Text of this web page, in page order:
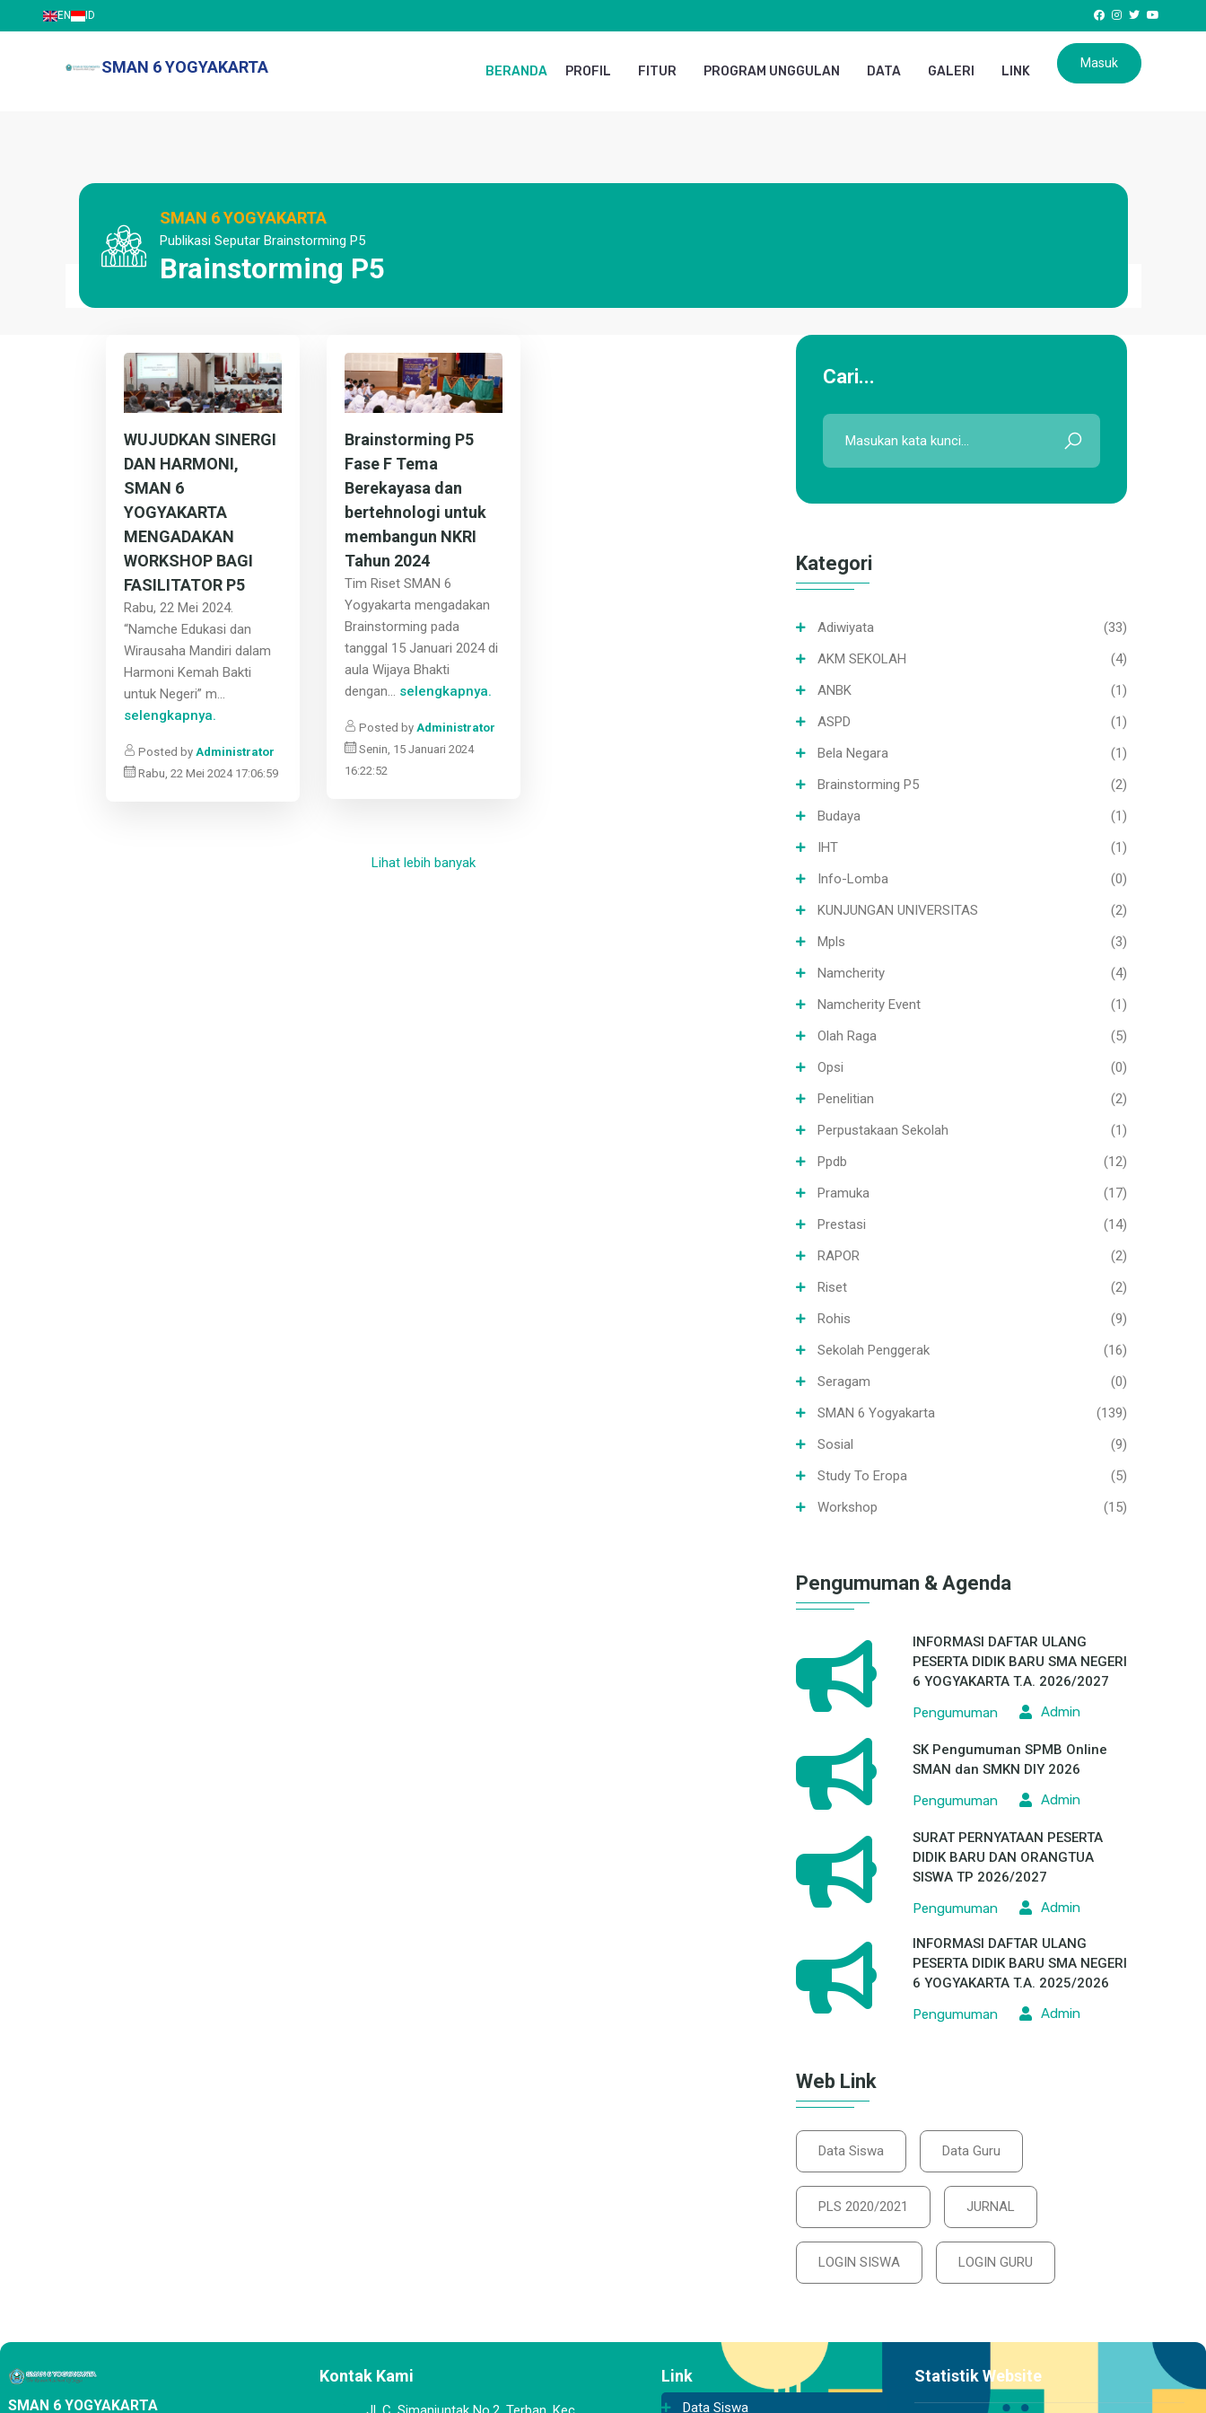
EN ID
SMAN 6 YOGYAKARTA Masuk
BERANDA PROFIL FITUR PROGRAM UNGGULAN DATA GALERI LINK
SMAN 6 YOGYAKARTA
Publikasi Seputar Brainstorming P5
Brainstorming P5
WUJUDKAN SINERGI
DAN HARMONI,
SMAN 6
YOGYAKARTA
MENGADAKAN
WORKSHOP BAGI
FASILITATOR P5
Rabu, 22 Mei 2024.
“Namche Edukasi dan
Wirausaha Mandiri dalam
Harmoni Kemah Bakti
untuk Negeri” m...
selengkapnya.
Posted by Administrator
Rabu, 22 Mei 2024 17:06:59
Brainstorming P5
Fase F Tema
Berekayasa dan
bertehnologi untuk
membangun NKRI
Tahun 2024
Tim Riset SMAN 6
Yogyakarta mengadakan
Brainstorming pada
tanggal 15 Januari 2024 di
aula Wijaya Bhakti
dengan... selengkapnya.
Posted by Administrator
Senin, 15 Januari 2024
16:22:52
Lihat lebih banyak
Cari...
Kategori
Adiwiyata
(33)
AKM SEKOLAH
(4)
ANBK
(1)
ASPD
(1)
Bela Negara
(1)
Brainstorming P5
(2)
Budaya
(1)
IHT
(1)
Info-Lomba
(0)
KUNJUNGAN UNIVERSITAS
(2)
Mpls
(3)
Namcherity
(4)
Namcherity Event
(1)
Olah Raga
(5)
Opsi
(0)
Penelitian
(2)
Perpustakaan Sekolah
(1)
Ppdb
(12)
Pramuka
(17)
Prestasi
(14)
RAPOR
(2)
Riset
(2)
Rohis
(9)
Sekolah Penggerak
(16)
Seragam
(0)
SMAN 6 Yogyakarta
(139)
Sosial
(9)
Study To Eropa
(5)
Workshop
(15)
Pengumuman & Agenda
INFORMASI DAFTAR ULANG
PESERTA DIDIK BARU SMA NEGERI
6 YOGYAKARTA T.A. 2026/2027
Pengumuman
Admin
SK Pengumuman SPMB Online
SMAN dan SMKN DIY 2026
Pengumuman
Admin
SURAT PERNYATAAN PESERTA
DIDIK BARU DAN ORANGTUA
SISWA TP 2026/2027
Pengumuman
Admin
INFORMASI DAFTAR ULANG
PESERTA DIDIK BARU SMA NEGERI
6 YOGYAKARTA T.A. 2025/2026
Pengumuman
Admin
Web Link
Data Siswa Data Guru
PLS 2020/2021 JURNAL
LOGIN SISWA LOGIN GURU
SMAN 6 YOGYAKARTA
Kontak Kami Link
Data Siswa
Statistik Website